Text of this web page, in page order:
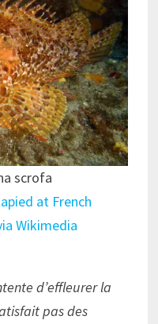
scrofa
at French
Wikimedia
d’effleurer la
pas des